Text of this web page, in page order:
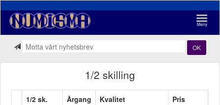
Meny
OK
1/2 skilling
1/2 sk. Årgang Kvalitet
Pris